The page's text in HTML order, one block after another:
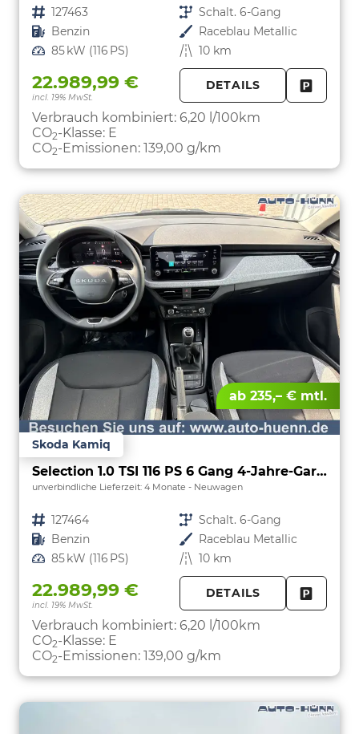
Fahrzeugnr. 127463 Getriebe Schalt. 6-Gang
Kraftstoff Benzin Außenfarbe Raceblau Metallic
Leistung 85 kW (116 PS) Kilometerstand 10 km
22.989,99 €
incl. 19% MwSt.
DETAILS
Verbrauch kombiniert: 6,20 l/100km
CO2-Klasse: E
CO2-Emissionen: 139,00 g/km
ab 235,– € mtl.
Skoda Kamiq
Selection 1.0 TSI 116 PS 6 Gang 4-Jahre-Garantie-Anhängerkupplung schwenkbar-Kessy-16" Alu-2-Zonen-Climatronic-Tempomat-LED-AppleCarPlay-AndroidAuto-Rückfahrkamera-2xPDC
unverbindliche Lieferzeit: 4 Monate Neuwagen
Fahrzeugnr. 127464 Getriebe Schalt. 6-Gang
Kraftstoff Benzin Außenfarbe Raceblau Metallic
Leistung 85 kW (116 PS) Kilometerstand 10 km
22.989,99 €
incl. 19% MwSt.
DETAILS
Verbrauch kombiniert: 6,20 l/100km
CO2-Klasse: E
CO2-Emissionen: 139,00 g/km